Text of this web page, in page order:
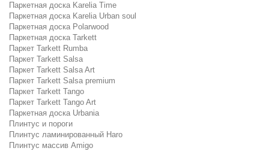
Паркетная доска Karelia Time
Паркетная доска Karelia Urban soul
Паркетная доска Polarwood
Паркетная доска Tarkett
Паркет Tarkett Rumba
Паркет Tarkett Salsa
Паркет Tarkett Salsa Art
Паркет Tarkett Salsa premium
Паркет Tarkett Tango
Паркет Tarkett Tango Art
Паркетная доска Urbania
Плинтус и пороги
Плинтус ламинированный Haro
Плинтус массив Amigo